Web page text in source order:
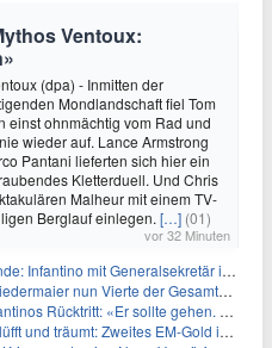
Ventoux:
(dpa) - Inmitten der
Mondlandschaft fiel Tom
einst ohnmächtig vom Rad und
wieder auf. Lance Armstrong
Pantani lieferten sich hier ein
Kletterduell. Und Chris
Malheur mit einem TV-
Berglauf einlegen. […] (01)
vor 32 Minuten
Infantino mit Generalsekretär im Stadion
nun Vierte der Gesamtwertung
Rücktritt: «Er sollte gehen. Jetzt»
und träumt: Zweites EM-Gold in Paris